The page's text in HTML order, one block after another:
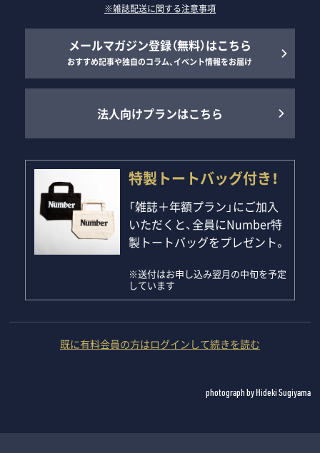
※雑誌配送に関する注意事項
メールマガジン登録（無料）はこちら
おすすめ記事や独自のコラム、イベント情報をお届け
法人向けプランはこちら
特製トートバッグ付き！
「雑誌＋年額プラン」にご加入
いただくと、全員にNumber特
製トートバッグをプレゼント。
※送付はお申し込み翌月の中旬を予定
しています
既に有料会員の方はログインして続きを読む
photograph by Hideki Sugiyama